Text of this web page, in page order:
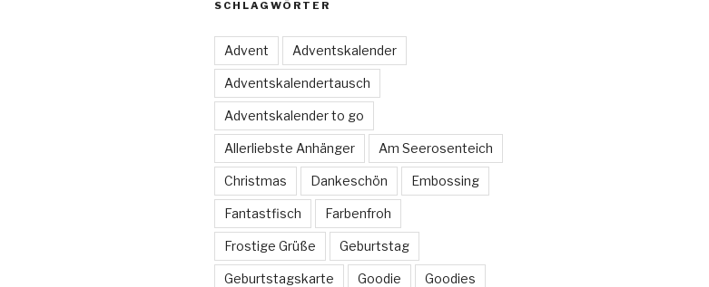
SCHLAGWÖRTER
Advent Adventskalender
Adventskalendertausch
Adventskalender to go
Allerliebste Anhänger Am Seerosenteich
Christmas Dankeschön Embossing
Fantastfisch Farbenfroh
Frostige Grüße Geburtstag
Geburtstagskarte Goodie Goodies